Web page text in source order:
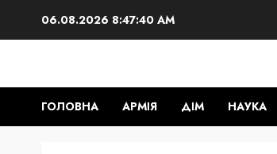
06.08.2026 8:47:41 AM
ГОЛОВНА АРМІЯ ДІМ НАУКА